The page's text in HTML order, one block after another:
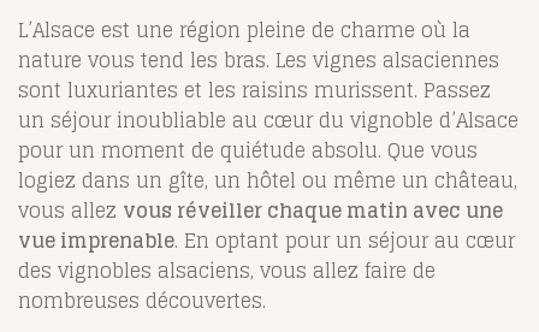
L’Alsace est une région pleine de charme où la
nature vous tend les bras. Les vignes alsaciennes
sont luxuriantes et les raisins murissent. Passez
un séjour inoubliable au cœur du vignoble d’Alsace
pour un moment de quiétude absolu. Que vous
logiez dans un gîte, un hôtel ou même un château,
vous allez vous réveiller chaque matin avec une
vue imprenable. En optant pour un séjour au cœur
des vignobles alsaciens, vous allez faire de
nombreuses découvertes.